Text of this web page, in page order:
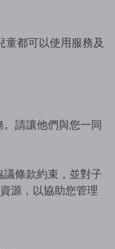
童都可以使用服務及
請讓他們與您一同
條款約束，並對子
源，以協助您管理